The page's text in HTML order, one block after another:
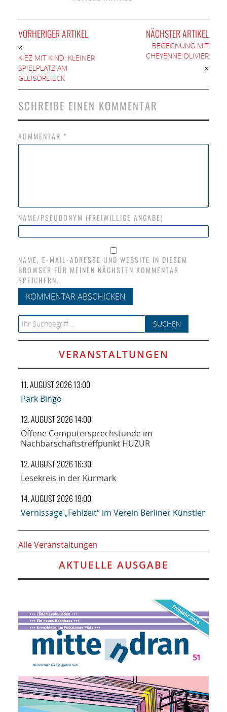
VORHERIGER ARTIKEL
«
KIEZ MIT KIND: KLEINER
SPIELPLATZ AM
GLEISDREIECK
NÄCHSTER ARTIKEL
BEGEGNUNG MIT
CHEYENNE OLIVIER
»
SCHREIBE EINEN KOMMENTAR
KOMMENTAR *
NAME/PSEUDONYM (FREIWILLIGE ANGABE)
NAME, E-MAIL-ADRESSE UND WEBSITE IN DIESEM
BROWSER FÜR MEINEN NÄCHSTEN KOMMENTAR
SPEICHERN.
Search for:
VERANSTALTUNGEN
11. AUGUST 2026 13:00
Park Bingo
12. AUGUST 2026 14:00
Offene Computersprechstunde im
Nachbarschaftstreffpunkt HUZUR
12. AUGUST 2026 16:30
Lesekreis in der Kurmark
14. AUGUST 2026 19:00
Vernissage „Fehlzeit“ im Verein Berliner Künstler
Alle Veranstaltungen
AKTUELLE AUSGABE